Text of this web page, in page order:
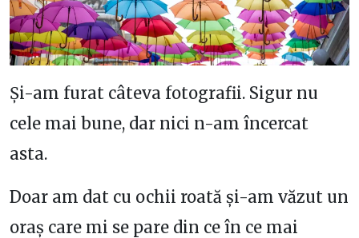
Și-am furat câteva fotografii. Sigur nu
cele mai bune, dar nici n-am încercat
asta.
Doar am dat cu ochii roată și-am văzut un
oraș care mi se pare din ce în ce mai